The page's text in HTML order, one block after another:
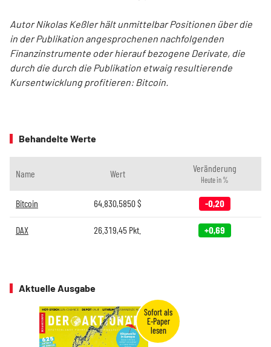
Autor Nikolas Keßler hält unmittelbar Positionen über die
in der Publikation angesprochenen nachfolgenden
Finanzinstrumente oder hierauf bezogene Derivate, die
durch die durch die Publikation etwaig resultierende
Kursentwicklung profitieren: Bitcoin.
Behandelte Werte
Name Wert Veränderung
Heute in %
Bitcoin 64.830,5850$ -0,20
DAX 26.319,45 Pkt. +0,69
Aktuelle Ausgabe